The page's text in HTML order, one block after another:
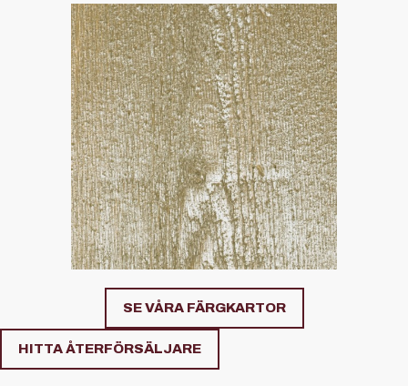
SE VÅRA FÄRGKARTOR
HITTA ÅTERFÖRSÄLJARE